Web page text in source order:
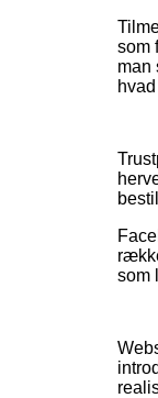
som
man
som